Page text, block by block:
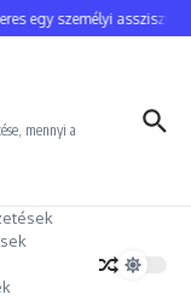
egy személyi asszisztens?
mennyi a